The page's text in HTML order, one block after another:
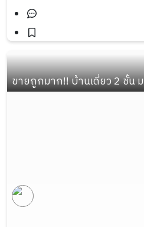
ขายถูกมาก!! บ้านเดี่ยว 2 ชั้น